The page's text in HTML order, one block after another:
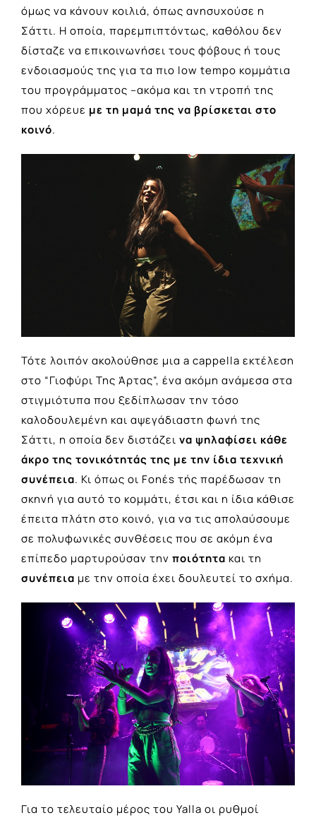
όμως να κάνουν κοιλιά, όπως ανησυχούσε η
Σάττι. Η οποία, παρεμπιπτόντως, καθόλου δεν
δίσταζε να επικοινωνήσει τους φόβους ή τους
ενδοιασμούς της για τα πιο low tempo κομμάτια
του προγράμματος –ακόμα και τη ντροπή της
που χόρευε με τη μαμά της να βρίσκεται στο
κοινό.
Τότε λοιπόν ακολούθησε μια a cappella εκτέλεση
στο “Γιοφύρι Της Άρτας”, ένα ακόμη ανάμεσα στα
στιγμιότυπα που ξεδίπλωσαν την τόσο
καλοδουλεμένη και αψεγάδιαστη φωνή της
Σάττι, η οποία δεν διστάζει να ψηλαφίσει κάθε
άκρο της τονικότητάς της με την ίδια τεχνική
συνέπεια. Κι όπως οι Fonέs τής παρέδωσαν τη
σκηνή για αυτό το κομμάτι, έτσι και η ίδια κάθισε
έπειτα πλάτη στο κοινό, για να τις απολαύσουμε
σε πολυφωνικές συνθέσεις που σε ακόμη ένα
επίπεδο μαρτυρούσαν την ποιότητα και τη
συνέπεια με την οποία έχει δουλευτεί το σχήμα.
Για το τελευταίο μέρος του Yalla οι ρυθμοί